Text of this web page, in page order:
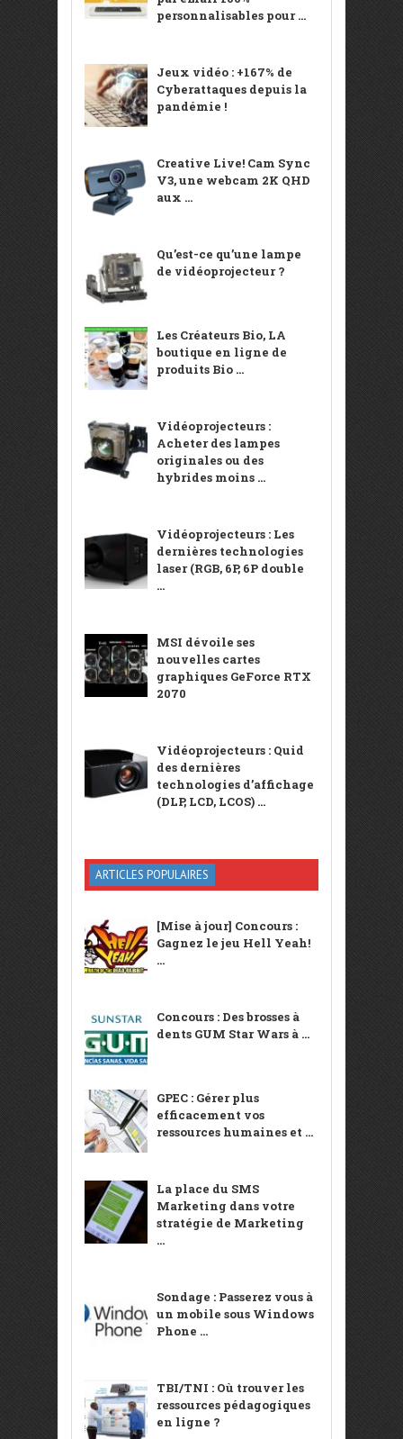
personnalisables pour ...
Jeux vidéo : +167% de
Cyberattaques depuis la
pandémie !
Creative Live! Cam Sync
V3, une webcam 2K QHD
aux ...
Qu’est-ce qu’une lampe
de vidéoprojecteur ?
Les Créateurs Bio, LA
boutique en ligne de
produits Bio ...
Vidéoprojecteurs :
Acheter des lampes
originales ou des
hybrides moins ...
Vidéoprojecteurs : Les
dernières technologies
laser (RGB, 6P, 6P double
...
MSI dévoile ses
nouvelles cartes
graphiques GeForce RTX
2070
Vidéoprojecteurs : Quid
des dernières
technologies d’affichage
(DLP, LCD, LCOS) ...
ARTICLES POPULAIRES
[Mise à jour] Concours :
Gagnez le jeu Hell Yeah!
...
Concours : Des brosses à
dents GUM Star Wars à ...
GPEC : Gérer plus
efficacement vos
ressources humaines et ...
La place du SMS
Marketing dans votre
stratégie de Marketing
...
Sondage : Passerez vous à
un mobile sous Windows
Phone ...
TBI/TNI : Où trouver les
ressources pédagogiques
en ligne ?